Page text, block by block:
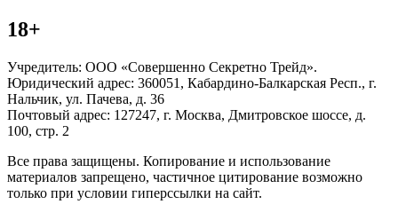
18+
Учредитель: ООО «Совершенно Секретно Трейд».
Юридический адрес: 360051, Кабардино-Балкарская Респ., г.
Нальчик, ул. Пачева, д. 36
Почтовый адрес: 127247, г. Москва, Дмитровское шоссе, д.
100, стр. 2
Все права защищены. Копирование и использование
материалов запрещено, частичное цитирование возможно
только при условии гиперссылки на сайт.